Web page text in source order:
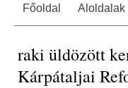
Főoldal Aloldalak
raki üldözött
Kárpátaljai